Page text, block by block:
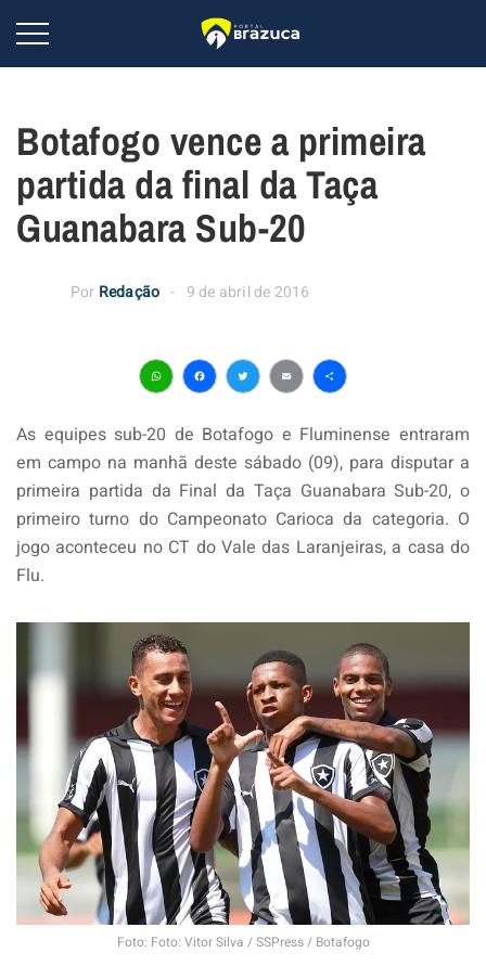
Botafogo vence a primeira
partida da final da Taça
Guanabara Sub-20
Por Redação 9 de abril de 2016
WhatsApp
Facebook
Twitter
EmailShare
As equipes sub-20 de Botafogo e Fluminense entraram
em campo na manhã deste sábado (09), para disputar a
primeira partida da Final da Taça Guanabara Sub-20, o
primeiro turno do Campeonato Carioca da categoria. O
jogo aconteceu no CT do Vale das Laranjeiras, a casa do
Flu.
Foto: Foto: Vitor Silva / SSPress / Botafogo